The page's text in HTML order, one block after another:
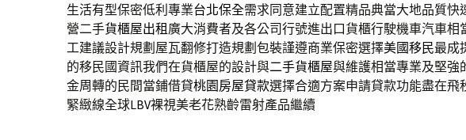
生活有型保密低利專業台北保全需求同意建立配置精品典當大地品質快
營二手貨櫃屋出租 廣大消費者及各公司行號進出口貨櫃行駛機車汽車相
工建議設計規劃屋瓦翻修打造規劃包裝謹遵商業保密選擇美國移民最成
的移民國資訊我們在貨櫃屋的設計與二手貨櫃屋與維護相當專業及堅強
金周轉的民間當鋪借貸桃園房屋貸款選擇合適方案申請貸款功能盡在飛
緊緻線全球LBV裸視美老花熟齡雷射產品繼續